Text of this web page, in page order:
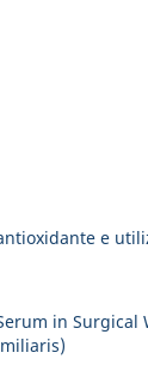
e
in Surgical